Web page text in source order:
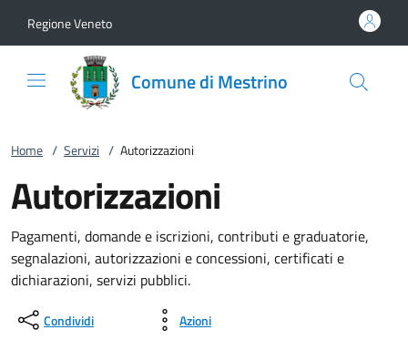
Regione Veneto
Comune di Mestrino
Home / Servizi / Autorizzazioni
Autorizzazioni
Pagamenti, domande e iscrizioni, contributi e graduatorie,
segnalazioni, autorizzazioni e concessioni, certificati e
dichiarazioni, servizi pubblici.
Condividi Azioni